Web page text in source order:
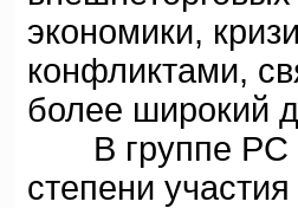
экономики,
конфликтами,
более широкий
В группе PC
степени